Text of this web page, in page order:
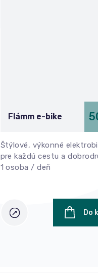
Flámm e-bike
Štýlové, výkonné
pre každú cestu a
1 osoba / deň
Do